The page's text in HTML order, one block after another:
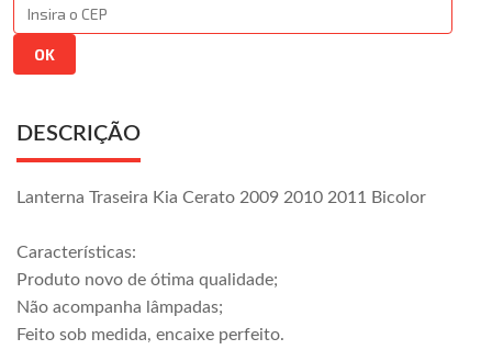
DESCRIÇÃO
Lanterna Traseira Kia Cerato 2009 2010 2011 Bicolor
Características:
Produto novo de ótima qualidade;
Não acompanha lâmpadas;
Feito sob medida, encaixe perfeito.